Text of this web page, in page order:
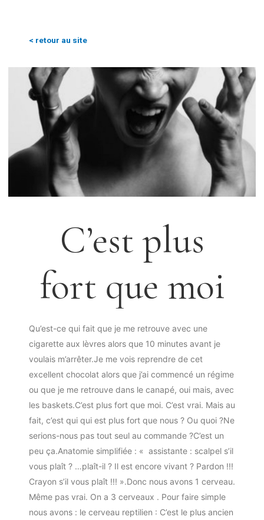
< retour au site
C’est plus
fort que moi
Qu’est-ce qui fait que je me retrouve avec une
cigarette aux lèvres alors que 10 minutes avant je
voulais m’arrêter.Je me vois reprendre de cet
excellent chocolat alors que j’ai commencé un régime
ou que je me retrouve dans le canapé, oui mais, avec
les baskets.C’est plus fort que moi. C’est vrai. Mais au
fait, c’est qui qui est plus fort que nous ? Ou quoi ?Ne
serions-nous pas tout seul au commande ?C’est un
peu ça.Anatomie simplifiée : « assistante : scalpel s’il
vous plaît ? …plaît-il ? Il est encore vivant ? Pardon !!!
Crayon s’il vous plaît !!! ».Donc nous avons 1 cerveau.
Même pas vrai. On a 3 cerveaux . Pour faire simple
nous avons : le cerveau reptilien : C’est le plus ancien